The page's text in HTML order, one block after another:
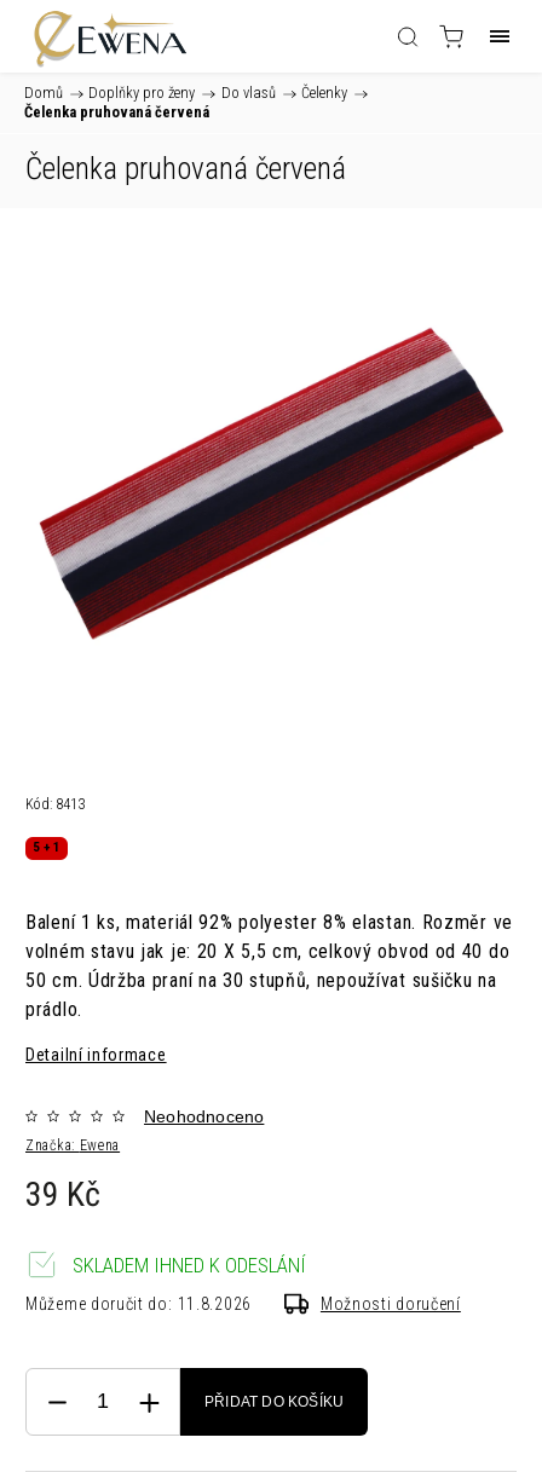
Domů / Doplňky pro ženy / Do vlasů / Čelenky /
Čelenka pruhovaná červená
Čelenka pruhovaná červená
Kód: 8413
5 + 1
Balení 1 ks, materiál 92% polyester 8% elastan. Rozměr ve
volném stavu jak je: 20 X 5,5 cm, celkový obvod od 40 do
50 cm. Údržba praní na 30 stupňů, nepoužívat sušičku na
prádlo.
Detailní informace
Značka: Ewena
Neohodnoceno
39 Kč
SKLADEM IHNED K ODESLÁNÍ
Můžeme doručit do: 11.8.2026 Možnosti doručení
PŘIDAT DO KOŠÍKU